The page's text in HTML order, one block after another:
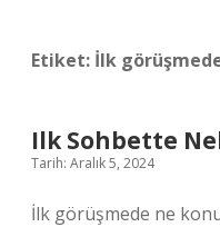
Etiket: İlk
Ilk Sohbette
Tarih: Aralık 5, 2024
İlk görüşmede ne